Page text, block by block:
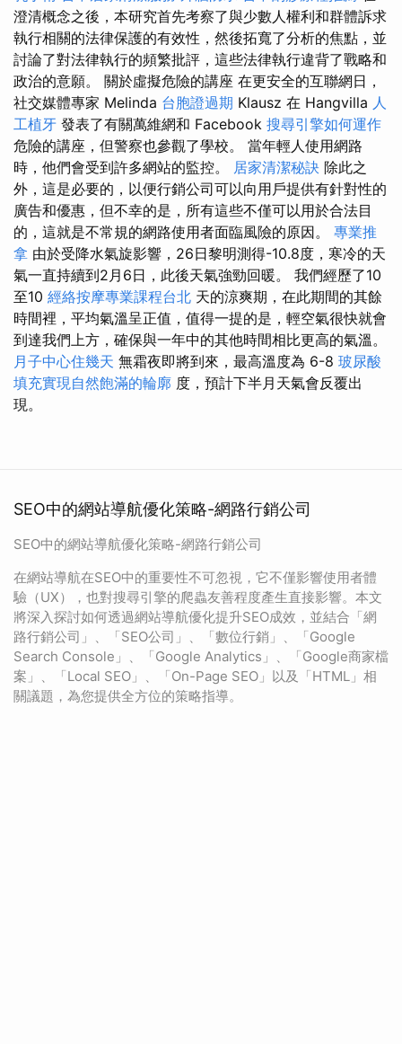
澄清概念之後，本研究首先考察了與少數人權利和群體訴求
執行相關的法律保護的有效性，然後拓寬了分析的焦點，並
討論了對法律執行的頻繁批評，這些法律執行違背了戰略和
政治的意願。 關於虛擬危險的講座 在更安全的互聯網日，
社交媒體專家 Melinda 台胞證過期 Klausz 在 Hangvilla 人
工植牙 發表了有關萬維網和 Facebook 搜尋引擎如何運作
危險的講座，但警察也參觀了學校。 當年輕人使用網路
時，他們會受到許多網站的監控。 居家清潔秘訣 除此之
外，這是必要的，以便行銷公司可以向用戶提供有針對性的
廣告和優惠，但不幸的是，所有這些不僅可以用於合法目
的，這就是不常規的網路使用者面臨風險的原因。 專業推
拿 由於受降水氣旋影響，26日黎明測得-10.8度，寒冷的天
氣一直持續到2月6日，此後天氣強勁回暖。 我們經歷了10
至10 經絡按摩專業課程台北 天的涼爽期，在此期間的其餘
時間裡，平均氣溫呈正值，值得一提的是，輕空氣很快就會
到達我們上方，確保與一年中的其他時間相比更高的氣溫。
月子中心住幾天 無霜夜即將到來，最高溫度為 6-8 玻尿酸
填充實現自然飽滿的輪廓 度，預計下半月天氣會反覆出
現。
SEO中的網站導航優化策略-網路行銷公司
SEO中的網站導航優化策略-網路行銷公司
在網站導航在SEO中的重要性不可忽視，它不僅影響使用者體
驗（UX），也對搜尋引擎的爬蟲友善程度產生直接影響。本文
將深入探討如何透過網站導航優化提升SEO成效，並結合「網
路行銷公司」、「SEO公司」、「數位行銷」、「Google
Search Console」、「Google Analytics」、「Google商家檔
案」、「Local SEO」、「On-Page SEO」以及「HTML」相
關議題，為您提供全方位的策略指導。